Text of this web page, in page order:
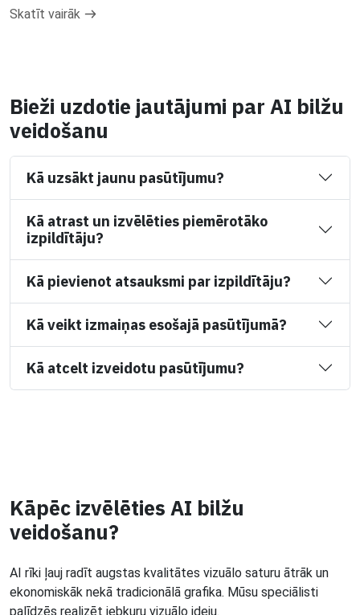
Skatīt vairāk
Bieži uzdotie jautājumi par AI bilžu
veidošanu
Kā uzsākt jaunu pasūtījumu?
Kā atrast un izvēlēties piemērotāko
izpildītāju?
Kā pievienot atsauksmi par izpildītāju?
Kā veikt izmaiņas esošajā pasūtījumā?
Kā atcelt izveidotu pasūtījumu?
Kāpēc izvēlēties AI bilžu
veidošanu?
AI rīki ļauj radīt augstas kvalitātes vizuālo saturu ātrāk un
ekonomiskāk nekā tradicionālā grafika. Mūsu speciālisti
palīdzēs realizēt jebkuru vizuālo ideju.